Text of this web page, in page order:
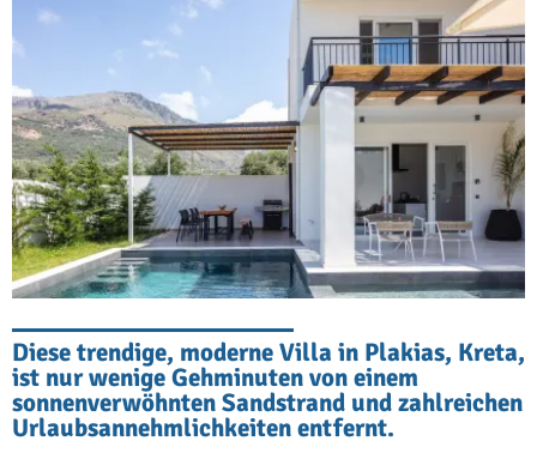
Diese trendige, moderne Villa in Plakias, Kreta,
ist nur wenige Gehminuten von einem
sonnenverwöhnten Sandstrand und zahlreichen
Urlaubsannehmlichkeiten entfernt.